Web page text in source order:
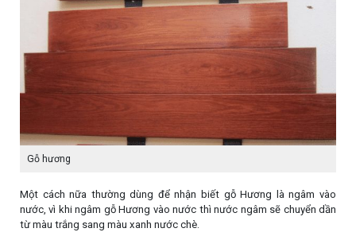
Gỗ hương
Một cách nữa thường dùng để nhận biết gỗ Hương là ngâm vào
nước, vì khi ngâm gỗ Hương vào nước thì nước ngâm sẽ chuyển dần
từ màu trắng sang màu xanh nước chè.